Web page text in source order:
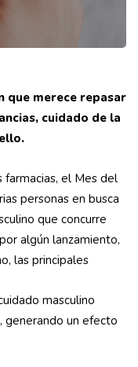
que merece repasar
cuidado de la
farmacias, el Mes del
personas en busca
que concurre
algún lanzamiento,
las principales
masculino
generando un efecto